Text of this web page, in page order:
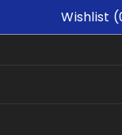
Wishlist (